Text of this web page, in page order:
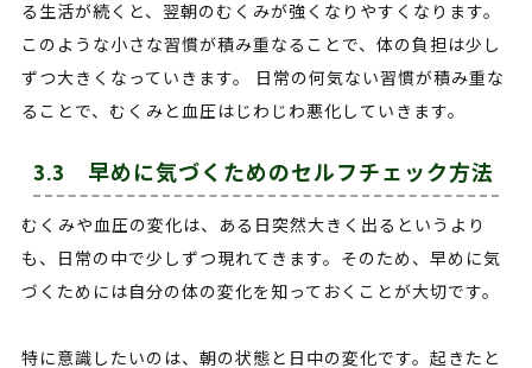
る生活が続くと、翌朝のむくみが強くなりやすくなります。
このような小さな習慣が積み重なることで、体の負担は少し
ずつ大きくなっていきます。 日常の何気ない習慣が積み重な
ることで、むくみと血圧はじわじわ悪化していきます。
3.3 早めに気づくためのセルフチェック方法
むくみや血圧の変化は、ある日突然大きく出るというより
も、日常の中で少しずつ現れてきます。そのため、早めに気
づくためには自分の体の変化を知っておくことが大切です。
特に意識したいのは、朝の状態と日中の変化です。起きたと